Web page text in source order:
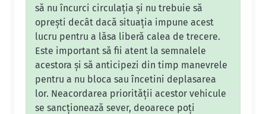
să nu încurci circulația și nu trebuie să
oprești decât dacă situația impune acest
lucru pentru a lăsa liberă calea de trecere.
Este important să fii atent la semnalele
acestora și să anticipezi din timp manevrele
pentru a nu bloca sau încetini deplasarea
lor. Neacordarea priorității acestor vehicule
se sancționează sever, deoarece poți